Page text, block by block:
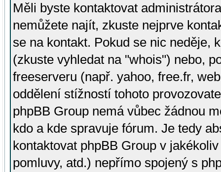
Měli byste kontaktovat
nemůžete najít, zkuste nejprve
se na kontakt. Pokud se nic neděje,
(zkuste vyhledat na "whois") nebo,
freeserveru (např. yahoo, free.fr,
oddělení stížností tohoto
phpBB Group nemá vůbec žádnou
kdo a kde spravuje fórum. Je tedy
kontaktovat phpBB Group v
pomluvy, atd.) nepřímo spojený s